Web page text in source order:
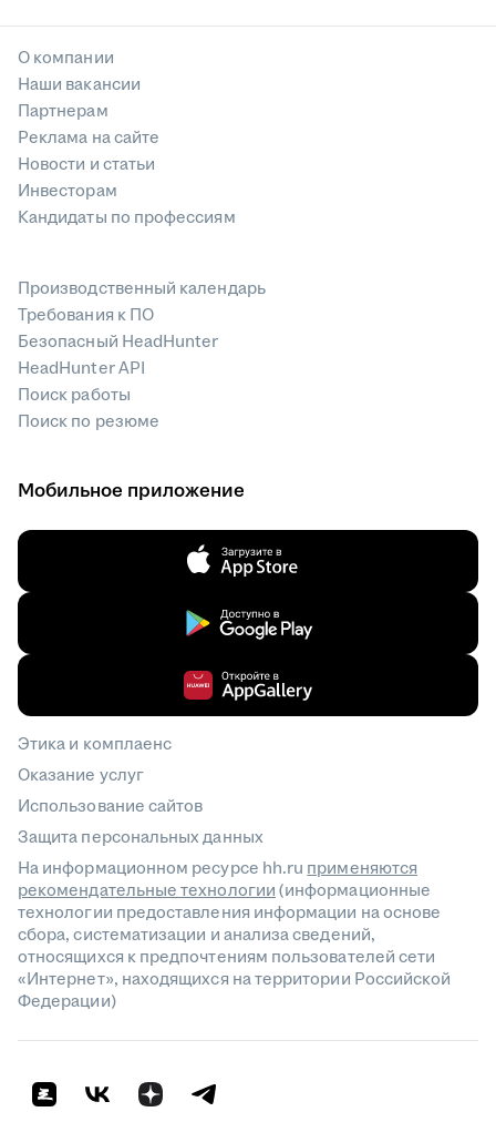
О компании
Наши вакансии
Партнерам
Реклама на сайте
Новости и статьи
Инвесторам
Кандидаты по профессиям
Производственный календарь
Требования к ПО
Безопасный HeadHunter
HeadHunter API
Поиск работы
Поиск по резюме
Мобильное приложение
Этика и комплаенс
Оказание услуг
Использование сайтов
Защита персональных данных
На информационном ресурсе hh.ru применяются
рекомендательные технологии(информационные
технологии предоставления информации на основе
сбора, систематизации и анализа сведений,
относящихся к предпочтениям пользователей сети
«Интернет», находящихся на территории Российской
Федерации)